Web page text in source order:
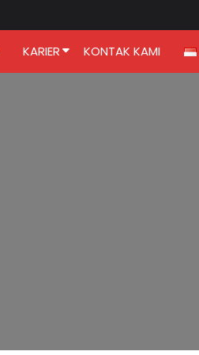
KARIER KONTAK KAMI